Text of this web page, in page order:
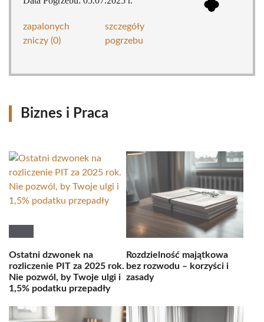
zapalonych
zniczy (0)
szczegóły
pogrzebu
Biznes i Praca
Ostatni dzwonek na
rozliczenie PIT za 2025 rok.
Nie pozwól, by Twoje ulgi i
1,5% podatku przepadły
Rozdzielność majątkowa
bez rozwodu – korzyści i
zasady